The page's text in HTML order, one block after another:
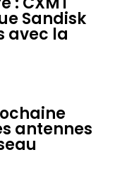
Sandisk
avec la
antennes